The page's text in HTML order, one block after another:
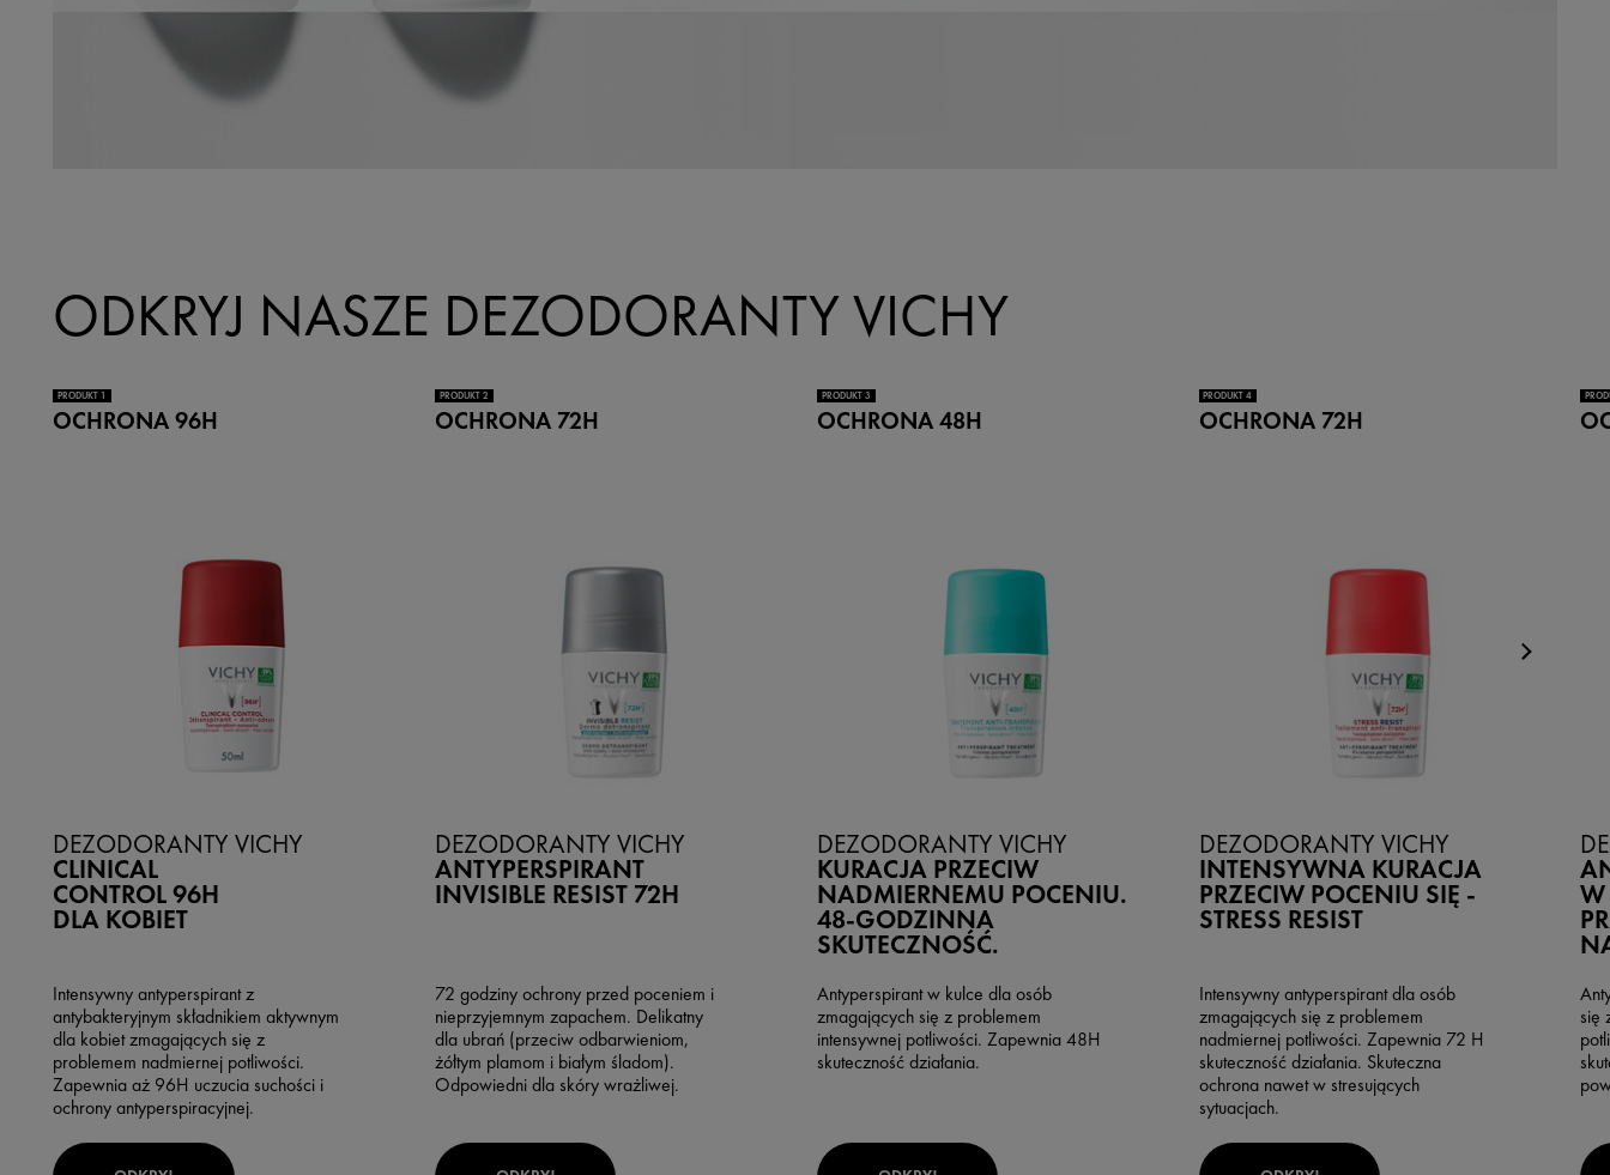
ODKRYJ NASZE DEZODORANTY VICHY
PRODUKT 1
OCHRONA 96H
DEZODORANTY VICHY
CLINICAL
CONTROL 96H
DLA KOBIET
Intensywny antyperspirant z
antybakteryjnym składnikiem aktywnym
dla kobiet zmagających się z
problemem nadmiernej potliwości.
Zapewnia aż 96H uczucia suchości i
ochrony antyperspiracyjnej.
PRODUKT 2
OCHRONA 72H
DEZODORANTY VICHY
ANTYPERSPIRANT
INVISIBLE RESIST 72H
72 godziny ochrony przed poceniem i
nieprzyjemnym zapachem. Delikatny
dla ubrań (przeciw odbarwieniom,
żółtym plamom i białym śladom).
Odpowiedni dla skóry wrażliwej.
PRODUKT 3
OCHRONA 48H
DEZODORANTY VICHY
KURACJA PRZECIW
NADMIERNEMU POCENIU.
48-GODZINNA
SKUTECZNOŚĆ.
Antyperspirant w kulce dla osób
zmagających się z problemem
intensywnej potliwości. Zapewnia 48H
skuteczność działania.
PRODUKT 4
OCHRONA 72H
DEZODORANTY VICHY
INTENSYWNA KURACJA
PRZECIW POCENIU SIĘ -
STRESS RESIST
Intensywny antyperspirant dla osób
zmagających się z problemem
nadmiernej potliwości. Zapewnia 72 H
skuteczność działania. Skuteczna
ochrona nawet w stresujących
sytuacjach.
W
się